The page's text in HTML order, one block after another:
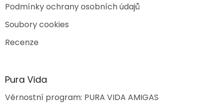
Podmínky ochrany osobních údajů
Soubory cookies
Recenze
Pura Vida
Věrnostní program: PURA VIDA AMIGAS